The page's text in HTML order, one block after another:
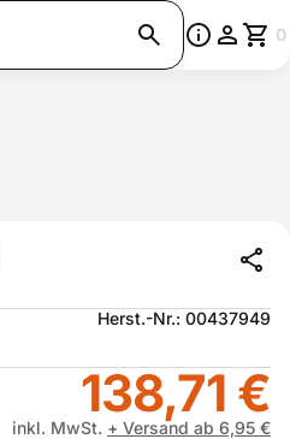
0
Herst.-Nr.: 00437949
138,71 €
inkl. MwSt. + Versand ab 6,95 €